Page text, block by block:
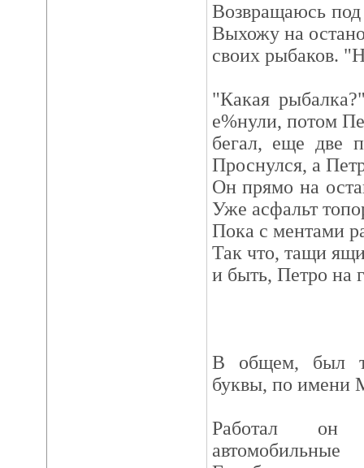
Возвращаюсь под
Выхожу на
своих рыбаков.
"Какая
е%нули, потом
бегал, еще две
Проснулся, а
Он прямо на
Уже асфальт
Пока с ментами
Так что, тащи
и быть, Петро на
В общем, был
буквы, по имени
Работал он